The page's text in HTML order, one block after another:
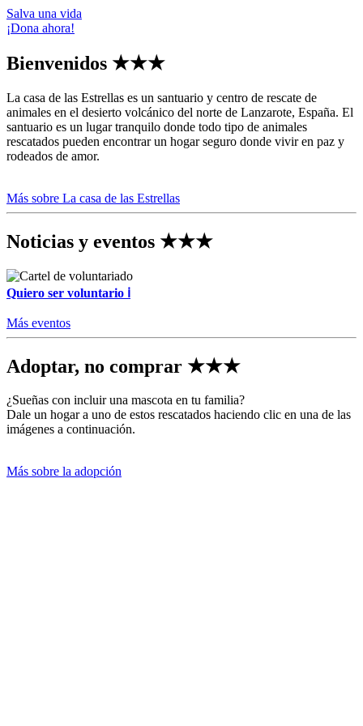
Salva una vida
¡Dona ahora!
Bienvenidos ★★★
La casa de las Estrellas es un santuario y centro de rescate de
animales en el desierto volcánico del norte de Lanzarote, España. El
santuario es un lugar tranquilo donde todo tipo de animales
rescatados pueden encontrar un hogar seguro donde vivir en paz y
rodeados de amor.
Más sobre La casa de las Estrellas
Noticias y eventos ★★★
Quiero ser voluntario ℹ
Más eventos
Adoptar, no comprar ★★★
¿Sueñas con incluir una mascota en tu familia?
Dale un hogar a uno de estos rescatados haciendo clic en una de las
imágenes a continuación.
Más sobre la adopción